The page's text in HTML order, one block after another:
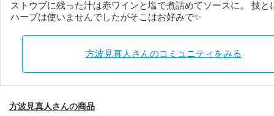
ストウブに残った汁は赤ワインと塩で煮詰めてソースに。 技と
ハーブは使いませんでしたがそこはお好みで✨
方波見真人さんのコミュニティをみる
方波見真人さんの商品